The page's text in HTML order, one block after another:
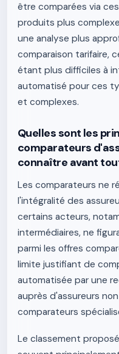
être comparées via
produits plus
une analyse plus
comparaison tarifaire,
étant plus difficiles à
automatisé pour ces
et complexes.
Quelles sont les
comparateurs
connaître avant
Les comparateurs ne
l'intégralité des
certains acteurs,
intermédiaires, ne
parmi les offres
limite justifiant de
automatisée par une
auprès d'assureurs
comparateurs
Le classement